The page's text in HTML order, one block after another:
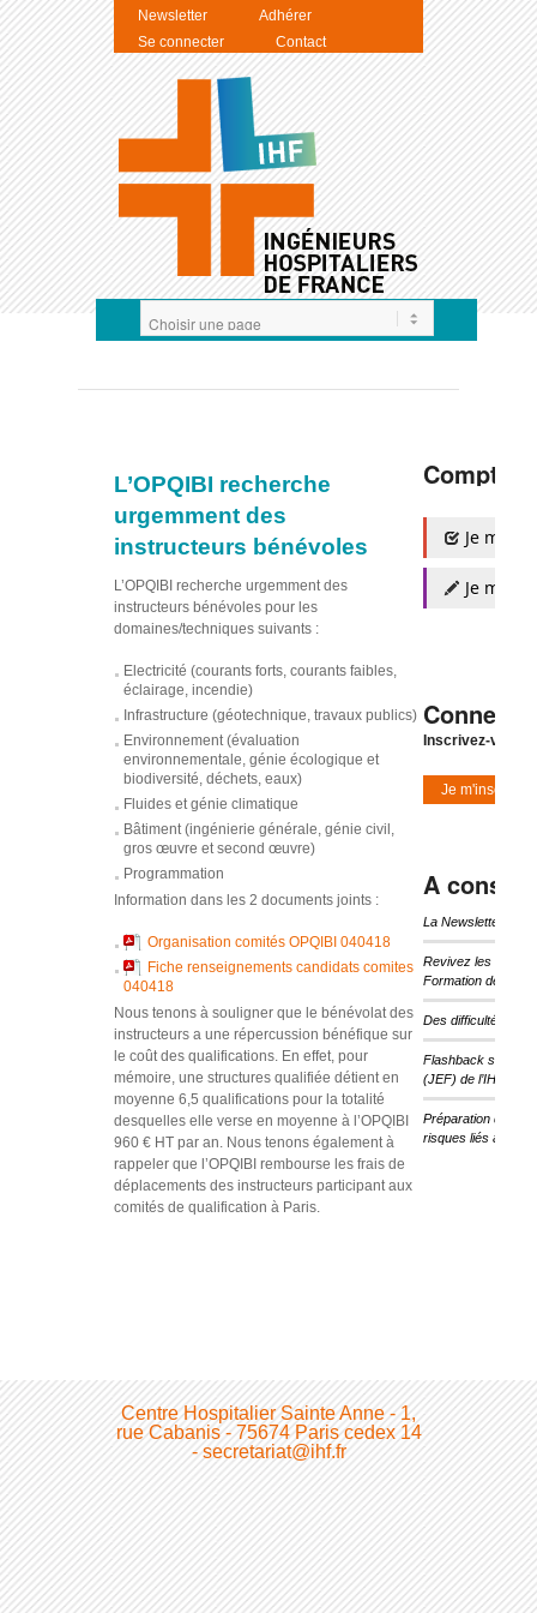
Newsletter
Adhérer
Se connecter
Contact
L’OPQIBI recherche
urgemment des
instructeurs bénévoles
L’OPQIBI recherche urgemment des
instructeurs bénévoles pour les
domaines/techniques suivants :
Electricité (courants forts, courants faibles,
éclairage, incendie)
Infrastructure (géotechnique, travaux publics)
Environnement (évaluation
environnementale, génie écologique et
biodiversité, déchets, eaux)
Fluides et génie climatique
Bâtiment (ingénierie générale, génie civil,
gros œuvre et second œuvre)
Programmation
Information dans les 2 documents joints :
Organisation comités OPQIBI 040418
Fiche renseignements candidats comites
040418
Nous tenons à souligner que le bénévolat des
instructeurs a une répercussion bénéfique sur
le coût des qualifications. En effet, pour
mémoire, une structures qualifiée détient en
moyenne 6,5 qualifications pour la totalité
desquelles elle verse en moyenne à l’OPQIBI
960 € HT par an. Nous tenons également à
rappeler que l’OPQIBI rembourse les frais de
déplacements des instructeurs participant aux
comités de qualification à Paris.
Compte
Je
Je
Inscrivez-vous
Je m'inscris
A
La Newsletter
Revivez les temps
Formation de l’IHF
Des difficultés
Flashback sur les
(JEF) de l’IHF
Préparation des
risques liés au
Centre Hospitalier Sainte Anne - 1,
rue Cabanis - 75674 Paris cedex 14
- secretariat@ihf.fr